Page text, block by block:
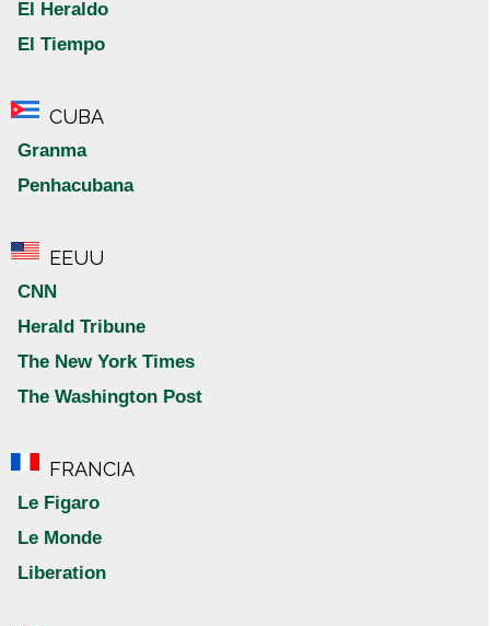
El Heraldo
El Tiempo
CUBA
Granma
Penhacubana
EEUU
CNN
Herald Tribune
The New York Times
The Washington Post
FRANCIA
Le Figaro
Le Monde
Liberation